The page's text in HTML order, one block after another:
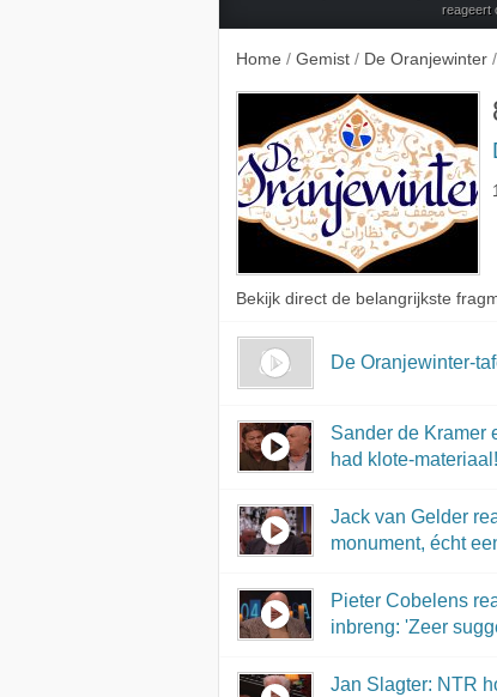
reageert
van
Home / Gemist / De Oranjewinter /
Bekijk direct de belangrijkste
De Oranjewinter-
Sander de Kramer
had klote-
Jack van Gelder
monument, écht
Pieter Cobelens
inbreng: 'Zeer
Jan Slagter: NTR